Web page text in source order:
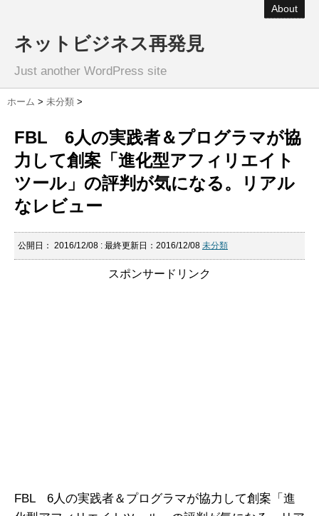
About
ネットビジネス再発見
Just another WordPress site
ホーム > 未分類 >
FBL 6人の実践者＆プログラマが協
力して創案「進化型アフィリエイト
ツール」の評判が気になる。リアル
なレビュー
公開日： 2016/12/08 : 最終更新日：2016/12/08 未分類
スポンサードリンク
FBL 6人の実践者＆プログラマが協力して創案「進